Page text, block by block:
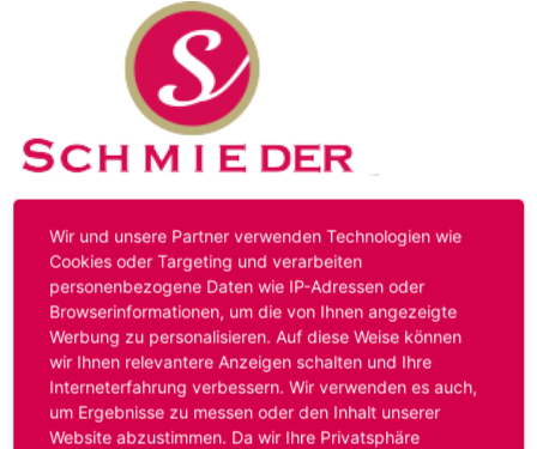
Kontakt Impressum Datenschutz
Hinweis:Das von ihnen aufgerufene Stellenangebot ist
bereits ausgelaufen. Alternative Stellenanzeigen finden
Sie unter:
www.schmieder-personal.de/stellenangebote
Oder Sie bewerben sich
initiativund wir suchen für Sie
passende Stellenangebote.
Wir und unsere Partner verwenden Technologien wie
Cookies oder Targeting und verarbeiten
personenbezogene Daten wie IP-Adressen oder
Browserinformationen, um die von Ihnen angezeigte
Werbung zu personalisieren. Auf diese Weise können
wir Ihnen relevantere Anzeigen schalten und Ihre
Interneterfahrung verbessern. Wir verwenden es auch,
um Ergebnisse zu messen oder den Inhalt unserer
Website abzustimmen. Da wir Ihre Privatsphäre